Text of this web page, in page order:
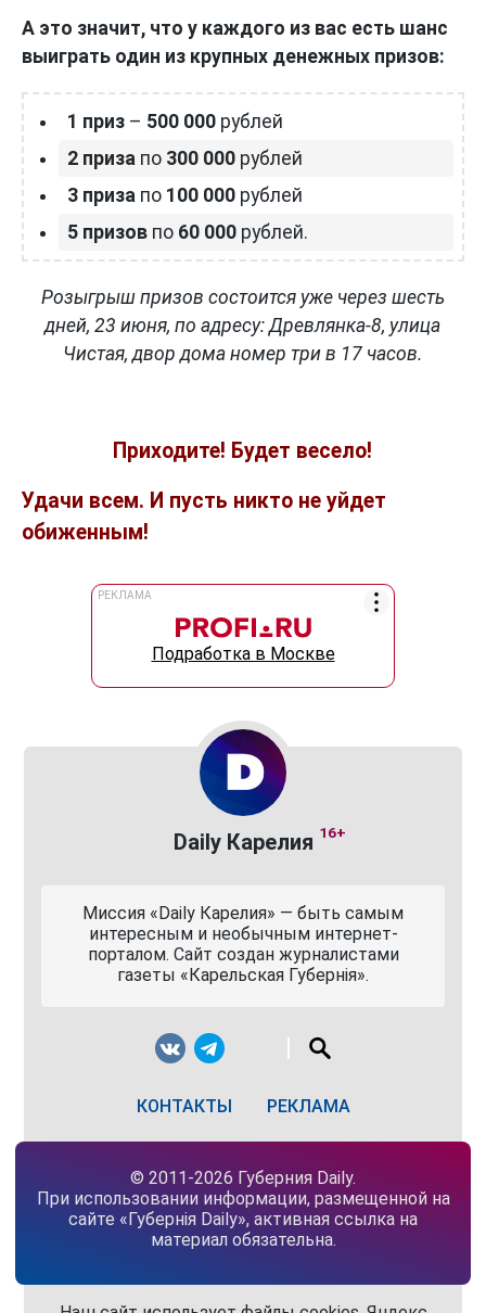
А это значит, что у каждого из вас есть шанс
выиграть один из крупных денежных призов:
1 приз– 500 000рублей
2 призапо 300 000рублей
3 призапо100 000рублей
5 призовпо 60 000рублей.
Розыгрыш призов состоится уже через шесть
дней, 23 июня, по адресу: Древлянка-8, улица
Чистая, двор дома номер три в 17 часов.
Приходите! Будет весело!
Удачи всем. И пусть никто не уйдет
обиженным!
РЕКЛАМА
Подработка в Москве
Daily Карелия 16+
Миссия «Daily Карелия» — быть самым
интересным и необычным интернет-
порталом. Сайт создан журналистами
газеты «Карельская Губернiя».
КОНТАКТЫ РЕКЛАМА
© 2011-2026 Губерния Daily.
При использовании информации, размещенной на
сайте «Губернiя Daily», активная ссылка на
материал обязательна.